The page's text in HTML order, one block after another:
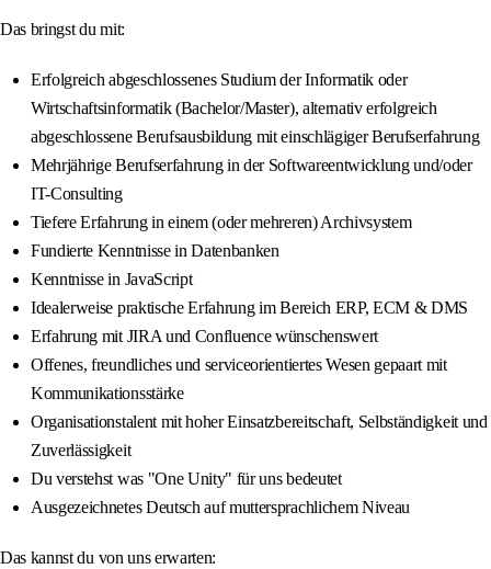
Das bringst du mit:
Erfolgreich abgeschlossenes Studium der Informatik oder
Wirtschaftsinformatik (Bachelor/Master), alternativ erfolgreich
abgeschlossene Berufsausbildung mit einschlägiger Berufserfahrung
Mehrjährige Berufserfahrung in der Softwareentwicklung und/oder
IT-Consulting
Tiefere Erfahrung in einem (oder mehreren) Archivsystem
Fundierte Kenntnisse in Datenbanken
Kenntnisse in JavaScript
Idealerweise praktische Erfahrung im Bereich ERP, ECM & DMS
Erfahrung mit JIRA und Confluence wünschenswert
Offenes, freundliches und serviceorientiertes Wesen gepaart mit
Kommunikationsstärke
Organisationstalent mit hoher Einsatzbereitschaft, Selbständigkeit und
Zuverlässigkeit
Du verstehst was "One Unity" für uns bedeutet
Ausgezeichnetes Deutsch auf muttersprachlichem Niveau
Das kannst du von uns erwarten: